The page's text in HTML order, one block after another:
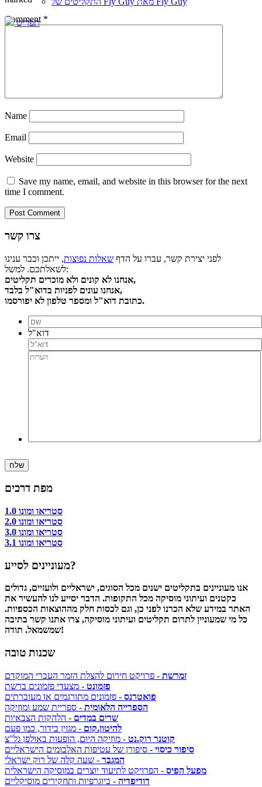
תפריט
Comment *
Name
Email
Website
Save my name, email, and website in this browser for the next
time I comment.
צרו קשר
לפני יצירת קשר, עברו על הדף שאלות נפוצות, ייתכן וכבר ענינו
לשאלתכם. למשל:
אנחנו לא קונים ולא מוכרים תקליטים,
אנחנו עונים לפניות בדוא"ל בלבד,
כתובת דוא"ל ומספר טלפון לא יפורסמו.
דוא"ל
מפת דרכים
סטריאו ומונו 1.0
סטריאו ומונו 2.0
סטריאו ומונו 3.0
סטריאו ומונו 3.1
מעוניינים לסייע?
אנו מעוניינים בתקליטים ישנים מכל הסוגים, ישראליים ולועזיים, גדולים
כקטנים ועיתוני מוסיקה מכל התקופות. הדבר יסייע לנו להעשיר את
האתר במידע שלא הכרנו לפני כן, וגם לכסות חלק מההוצאות הכספיות.
כל מי שמעוניין לתרום תקליטים ועיתוני מוסיקה, צרו אתנו קשר בתיבה
שמשמאל. תודה!
שכנות טובה
זמרשת - פרויקט חירום להצלת הזמר העברי המוקדם
פזמונט - מצעדי פזמונים ברשת
פואטרנס - פזמונים מתורגמים או מעוברתים
הספרייה הלאומית - ספריית שמע ומוזיקה
שרים במדים - הלהקות הצבאיות
להיטון.קום - מגזין בידור, כמו פעם
קוטנר רוק.נט - מוזיקה היום, הופעות באולפן גל"צ
סיפור כיסוי - סיפורן של עטיפות האלבומים הישראליים
המגבר - שעה קלה של רוק ישראלי
מפעל הפיס - הפרויקט לתיעוד יוצרים במוסיקה הישראלית
דודיפדיה - ביוגרפיות ותחקירים מוסיקליים